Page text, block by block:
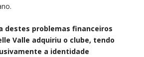
destes problemas financeiros
Valle adquiriu o clube, tendo
a identidade